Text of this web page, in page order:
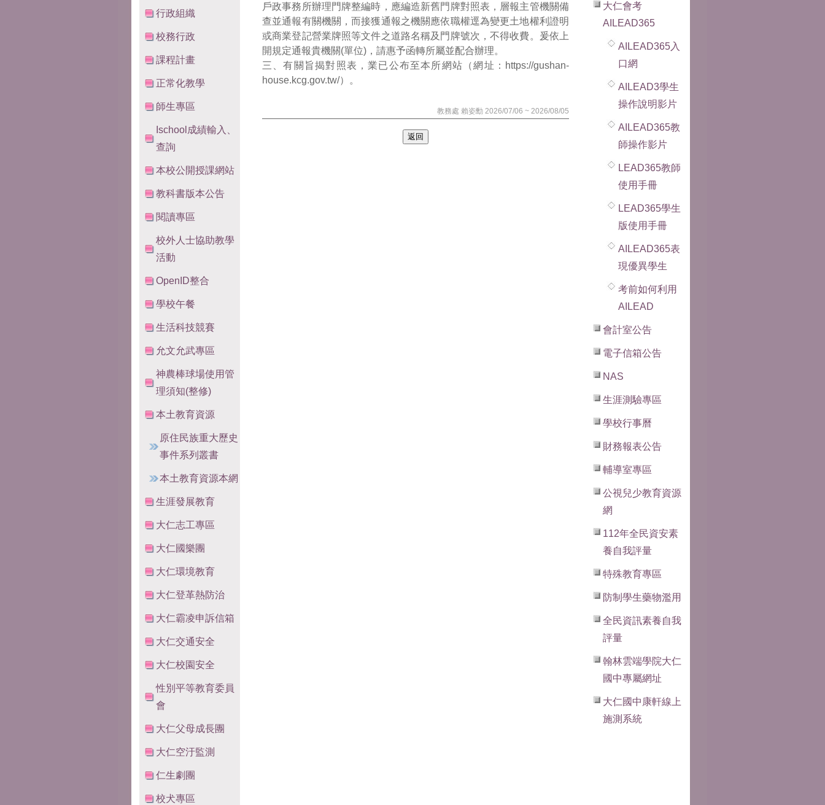
行政組織
校務行政
課程計畫
正常化教學
師生專區
Ischool成績輸入、
查詢
本校公開授課網站
教科書版本公告
閱讀專區
校外人士協助教學
活動
OpenID整合
學校午餐
生活科技競賽
允文允武專區
神農棒球場使用管
理須知(整修)
本土教育資源
原住民族重大歷史
事件系列叢書
本土教育資源本網
生涯發展教育
大仁志工專區
大仁國樂團
大仁環境教育
大仁登革熱防治
大仁霸凌申訴信箱
大仁交通安全
大仁校園安全
性別平等教育委員
會
大仁父母成長團
大仁空汙監測
仁生劇團
校犬專區
戶政事務所辦理門牌整編時，應編造新舊門牌對照表，層報主管機關備
查並通報有關機關，而接獲通報之機關應依職權逕為變更土地權利證明
或商業登記營業牌照等文件之道路名稱及門牌號次，不得收費。爰依上
開規定通報貴機關(單位)，請惠予函轉所屬並配合辦理。
三、有關旨揭對照表，業已公布至本所網站（網址：https://gushan-
house.kcg.gov.tw/）。
教務處 賴姿勳 2026/07/06 ~ 2026/08/05
返回
大仁會考
AILEAD365
AILEAD365入
口網
AILEAD3學生
操作說明影片
AILEAD365教
師操作影片
LEAD365教師
使用手冊
LEAD365學生
版使用手冊
AILEAD365表
現優異學生
考前如何利用
AILEAD
會計室公告
電子信箱公告
NAS
生涯測驗專區
學校行事曆
財務報表公告
輔導室專區
公視兒少教育資源
網
112年全民資安素
養自我評量
特殊教育專區
防制學生藥物濫用
全民資訊素養自我
評量
翰林雲端學院大仁
國中專屬網址
大仁國中康軒線上
施測系統